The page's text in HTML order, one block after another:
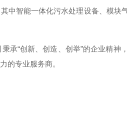
智能一体化污水处理设备、模
“创新、创造、创举”的企业精神
的专业服务商。